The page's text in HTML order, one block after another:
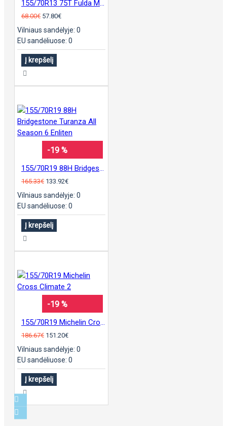
68.00€ 57.80€
Vilniaus sandėlyje: 0
EU sandėliuose: 0
Į krepšelį
-19 %
165.33€ 133.92€
Vilniaus sandėlyje: 0
EU sandėliuose: 0
Į krepšelį
-19 %
186.67€ 151.20€
Vilniaus sandėlyje: 0
EU sandėliuose: 0
Į krepšelį